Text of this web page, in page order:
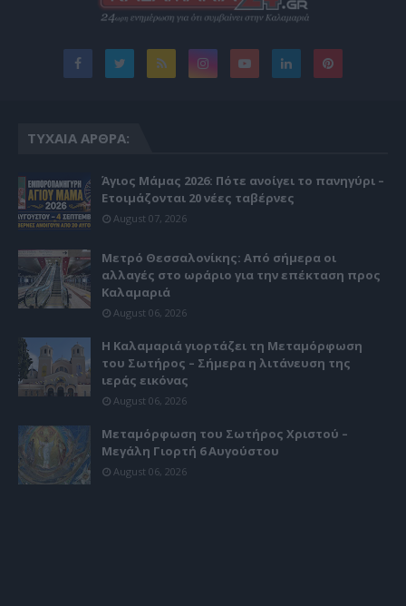
ΤΥΧΑΊΑ ΆΡΘΡΑ:
Άγιος Μάμας 2026: Πότε ανοίγει το πανηγύρι –
Ετοιμάζονται 20 νέες ταβέρνες
August 07, 2026
Μετρό Θεσσαλονίκης: Από σήμερα οι
αλλαγές στο ωράριο για την επέκταση προς
Καλαμαριά
August 06, 2026
Η Καλαμαριά γιορτάζει τη Μεταμόρφωση
του Σωτήρος – Σήμερα η λιτάνευση της
ιεράς εικόνας
August 06, 2026
Μεταμόρφωση του Σωτήρος Χριστού –
Μεγάλη Γιορτή 6 Αυγούστου
August 06, 2026